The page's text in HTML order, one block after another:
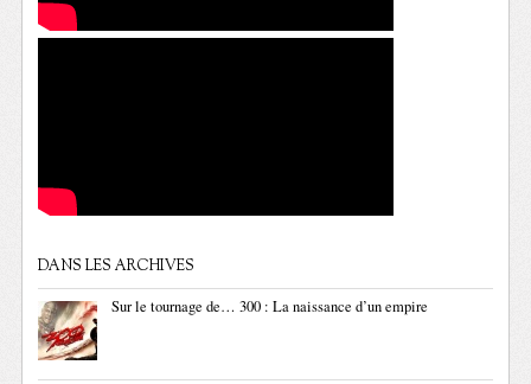
DANS LES ARCHIVES
Sur le tournage de… 300 : La naissance d’un empire